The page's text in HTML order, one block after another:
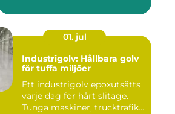
01. jul
Industrigolv: Hållbara golv
för tuffa miljöer
Ett industrigolv epoxutsätts
varje dag för hårt slitage.
Tunga maskiner, trucktrafik...